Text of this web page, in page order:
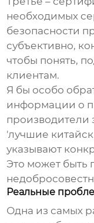
необходимых
безопасности
субъективно,
чтобы понять,
клиентам.
Я бы особо
информации о
производители
'лучшие
указывают
Это может быть
Реальные
Одна из самых